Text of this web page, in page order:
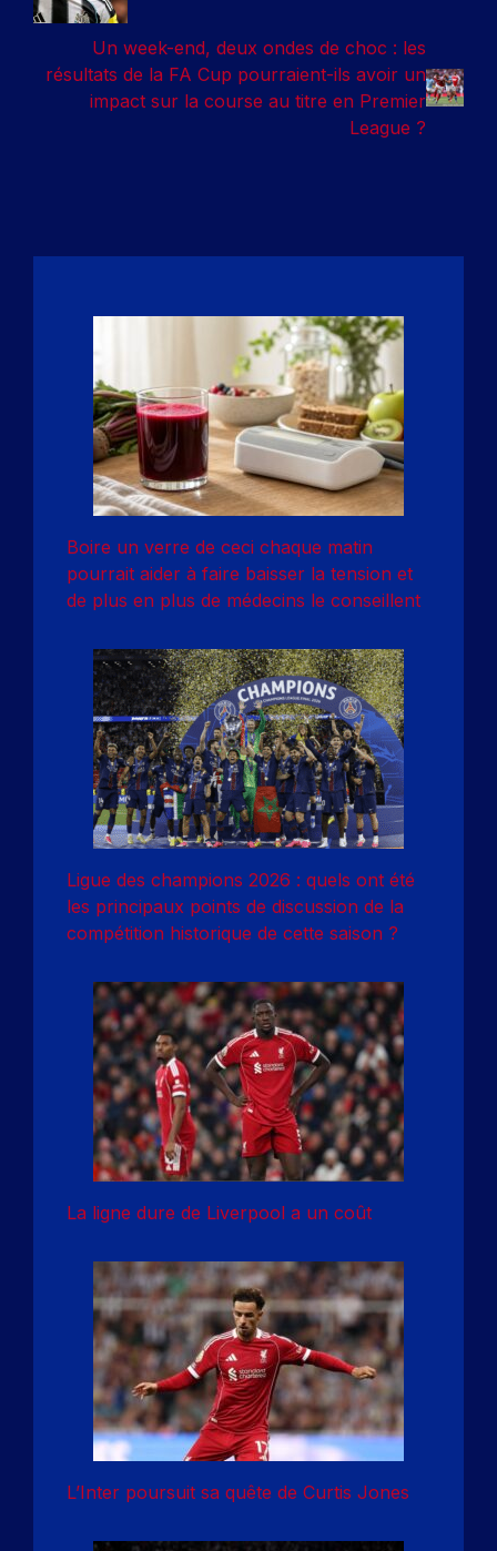
Un week-end, deux ondes de choc : les
résultats de la FA Cup pourraient-ils avoir un
impact sur la course au titre en Premier
League ?
Boire un verre de ceci chaque matin
pourrait aider à faire baisser la tension et
de plus en plus de médecins le conseillent
Ligue des champions 2026 : quels ont été
les principaux points de discussion de la
compétition historique de cette saison ?
La ligne dure de Liverpool a un coût
L’Inter poursuit sa quête de Curtis Jones